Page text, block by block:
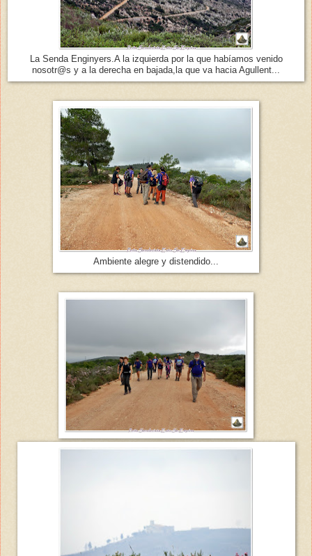
La Senda Enginyers.A la izquierda por la que habíamos venido
nosotr@s y a la derecha en bajada,la que va hacia Agullent...
Ambiente alegre y distendido...